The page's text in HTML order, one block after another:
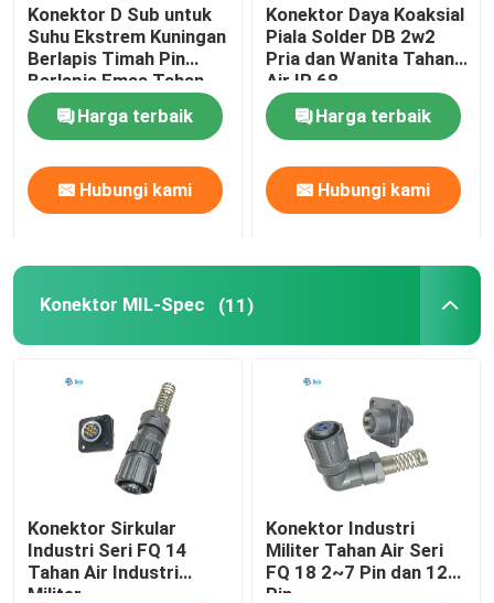
Konektor D Sub untuk
Suhu Ekstrem Kuningan
Berlapis Timah Pin
Berlapis Emas Tahan
Air IP68 -55°C Hingga
125°CHarga terbaik
Hubungi kami
Konektor Daya Koaksial
Piala Solder DB 2w2
Pria dan Wanita Tahan
Air IP 68
Harga terbaik
Hubungi kami
Konektor MIL-Spec (11)
Konektor Sirkular
Industri Seri FQ 14
Tahan Air Industri
Militer
Konektor Industri
Militer Tahan Air Seri
FQ 18 2~7 Pin dan 12
Pin